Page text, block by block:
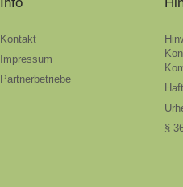
Kontakt
Impressum
Partnerbetriebe
§